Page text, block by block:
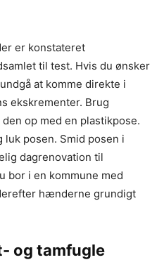
er konstateret
til test. Hvis du ønsker
at komme direkte i
ekskrementer. Brug
op med en plastikpose.
posen. Smid posen i
dagrenovation til
bor i en kommune med
hænderne grundigt
og tamfugle